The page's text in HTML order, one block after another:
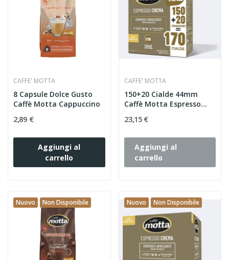
CAFFE' MOTTA
8 Capsule Dolce Gusto
Caffè Motta Cappuccino
2,89 €
Aggiungi al
carrello
CAFFE' MOTTA
150+20 Cialde 44mm
Caffè Motta Espresso
23,15 €
Aggiungi al
carrello
Nuovo Non Disponibile Nuovo Non Disponibile